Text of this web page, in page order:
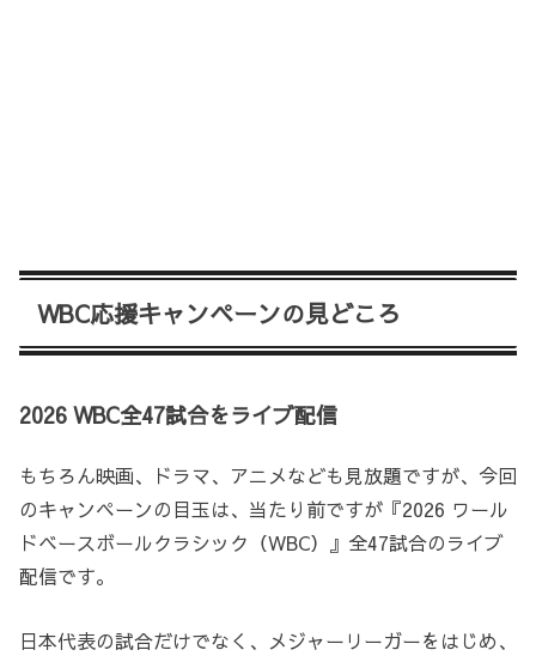
WBC応援キャンペーンの見どころ
2026 WBC全47試合をライブ配信
もちろん映画、ドラマ、アニメなども見放題ですが、今回
のキャンペーンの目玉は、当たり前ですが『2026 ワール
ドベースボールクラシック（WBC）』全47試合のライブ
配信です。
日本代表の試合だけでなく、メジャーリーガーをはじめ、